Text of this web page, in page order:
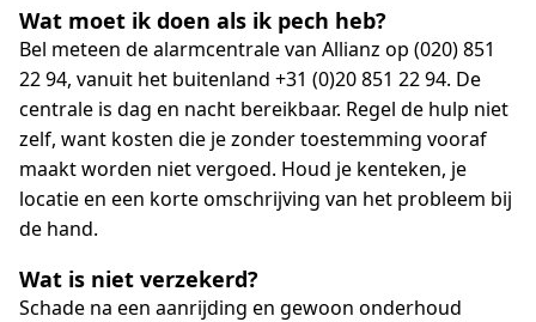
Wat moet ik doen als ik pech heb?
Bel meteen de alarmcentrale van Allianz op (020) 851
22 94, vanuit het buitenland +31 (0)20 851 22 94. De
centrale is dag en nacht bereikbaar. Regel de hulp niet
zelf, want kosten die je zonder toestemming vooraf
maakt worden niet vergoed. Houd je kenteken, je
locatie en een korte omschrijving van het probleem bij
de hand.
Wat is niet verzekerd?
Schade na een aanrijding en gewoon onderhoud